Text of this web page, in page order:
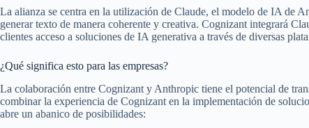
La alianza se centra en la utilización de Claude, el modelo de IA de
generar texto de manera coherente y creativa. Cognizant integrará
clientes acceso a soluciones de IA generativa a través de diversas
¿Qué significa esto para las empresas?
La colaboración entre Cognizant y Anthropic tiene el potencial de
combinar la experiencia de Cognizant en la implementación de
abre un abanico de posibilidades: